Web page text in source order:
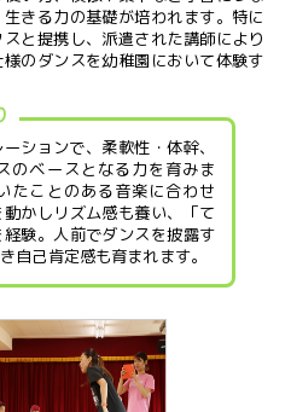
きる力の基礎が培われます。特に
と提携し、派遣された講師により
のダンスを幼稚園において体験す
ションで、柔軟性・体幹、
のベースとなる力を育みま
たことのある音楽に合わせ
かしリズム感も養い、「て
験。人前でダンスを披露す
自己肯定感も育まれます。